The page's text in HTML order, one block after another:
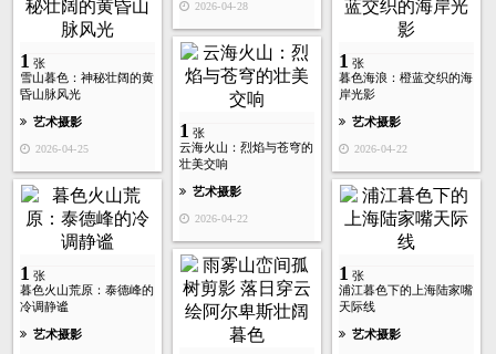
2026-04-28
1 张
雪山暮色：神秘壮阔的黄
昏山脉风光
艺术摄影
2026-04-25
1 张
暮色海浪：橙蓝交织的海
岸光影
艺术摄影
2026-04-22
1 张
云海火山：烈焰与苍穹的
壮美交响
艺术摄影
2026-04-22
1 张
暮色火山荒原：泰德峰的
冷调静谧
艺术摄影
1 张
浦江暮色下的上海陆家嘴
天际线
艺术摄影